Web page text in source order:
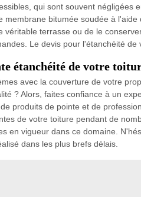
qui sont souvent négligées
membrane bitumée soudée à
véritable terrasse ou de le
Le devis pour l'étanchéité
étanchéité de votre
avec la couverture de votre
? Alors, faites confiance à un
produits de pointe et de
de votre toiture pendant de
en vigueur dans ce domaine.
dans les plus brefs délais.